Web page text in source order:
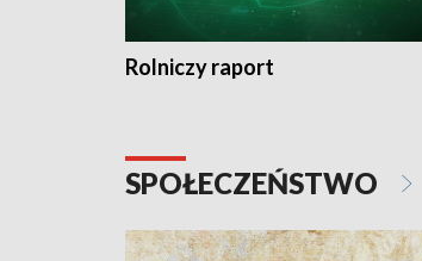
Rolniczy raport
SPOŁECZEŃSTWO